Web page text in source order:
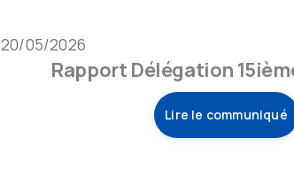
20/05/2026
Rapport Délégation
Lire le communiqué